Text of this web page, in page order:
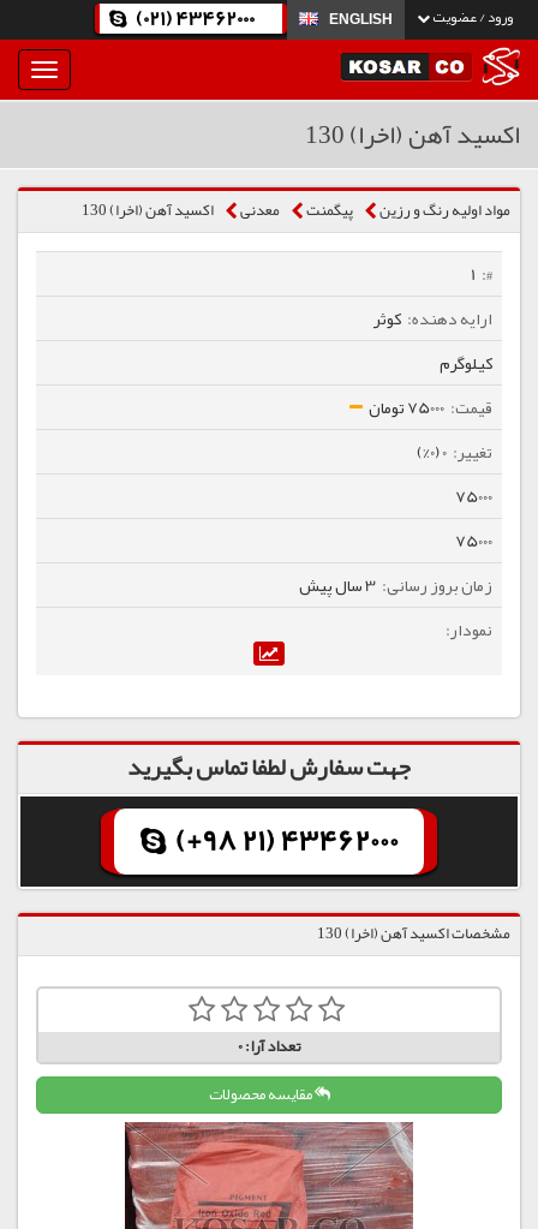
ورود / عضویت ENGLISH
(021) 43462000
بار
و
اکسید آهن (اخرا) 130
مواد اولیه رنگ و رزین پیگمنت معدنی اکسید آهن (اخرا) 130
1
کوثر
کیلوگرم
75000 تومان
0 (0%)
75000
75000
3 سال پیش
جهت سفارش لطفا تماس بگیرید
(+98 21) 43462000
مشخصات اکسید آهن (اخرا) 130
تعداد آرا:0
مقایسه محصولات